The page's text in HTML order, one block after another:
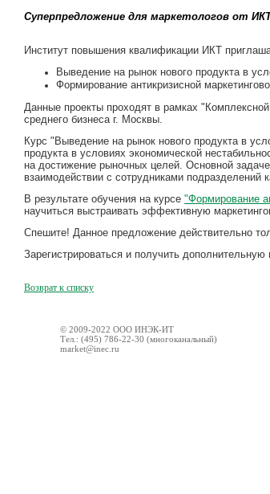
Суперпредложение для маркетологов от
Институт повышения квалификации ИКТ
Выведение на рынок нового продукта в
Формирование антикризисной
Данные проекты проходят в рамках
среднего бизнеса г. Москвы.
Курс "Выведение на рынок нового продукта в
продукта в условиях экономической
на достижение рыночных целей. Основной
взаимодействии с сотрудниками подразделений
В результате обучения на курсе "Формирование
научиться выстраивать эффективную
Спешите! Данное предложение действительно
Зарегистрироваться и получить
Возврат к списку
© 2009-2022 ООО ИНЭК-ИТ
Тел.: (495) 786-22-30 (многоканальный)
market@inec.ru